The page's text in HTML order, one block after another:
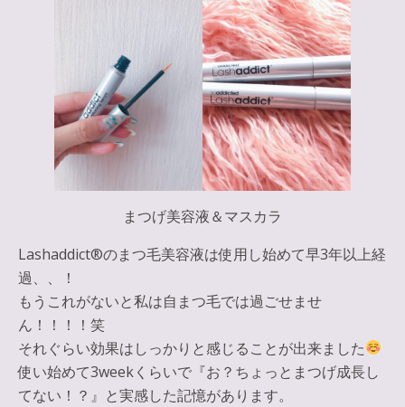
まつげ美容液＆マスカラ
Lashaddict®︎のまつ毛美容液は使用し始めて早3年以上経
過、、！
もうこれがないと私は自まつ毛では過ごせませ
ん！！！！笑
それぐらい効果はしっかりと感じることが出来ました
使い始めて3weekくらいで『お？ちょっとまつげ成長し
てない！？』と実感した記憶があります。